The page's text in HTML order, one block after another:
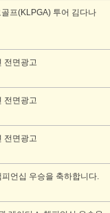
프(KLPGA) 투어 김다나
전면광고
전면광고
전면광고
언십 우승을 축하합니다.